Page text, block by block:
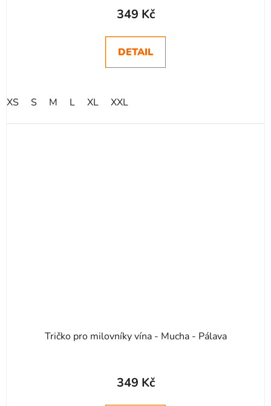
349 Kč
DETAIL
XS S M L XL XXL
Tričko pro milovníky vína - Mucha - Pálava
349 Kč